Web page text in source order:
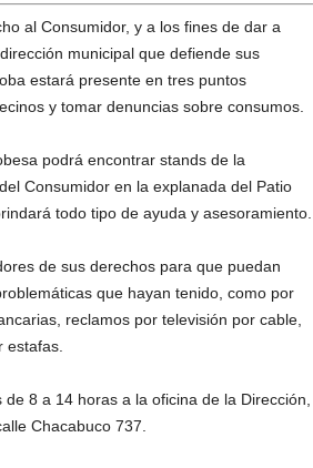
al Consumidor, y a los fines de dar a
municipal que defiende sus
estará presente en tres puntos
y tomar denuncias sobre consumos.
podrá encontrar stands de la
Consumidor en la explanada del Patio
todo tipo de ayuda y asesoramiento.
de sus derechos para que puedan
que hayan tenido, como por
reclamos por televisión por cable,
8 a 14 horas a la oficina de la Dirección,
Chacabuco 737.